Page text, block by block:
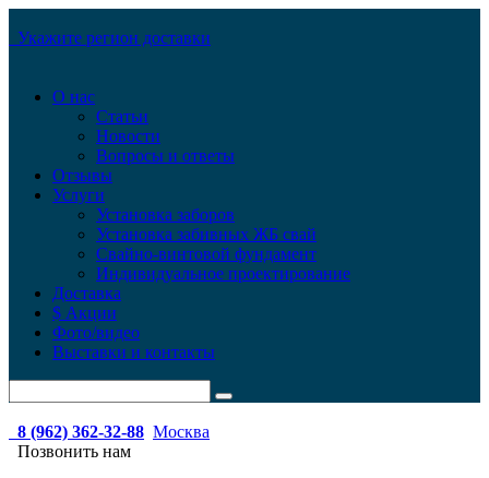
Укажите регион доставки
О нас
Статьи
Новости
Вопросы и ответы
Отзывы
Услуги
Установка заборов
Установка забивных ЖБ свай
Свайно-винтовой фундамент
Индивидуальное проектирование
Доставка
$ Акции
Фото/видео
Выставки и контакты
8 (962) 362-32-88 Москва
Позвонить нам